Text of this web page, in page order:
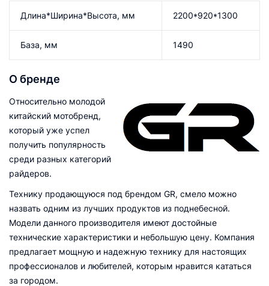
Длина*Ширина*Высота, мм 2200*920*1300
База, мм 1490
О бренде
Относительно молодой
китайский мотобренд,
который уже успел
получить популярность
среди разных категорий
райдеров.
Технику продающуюся под брендом GR, смело можно
назвать одним из лучших продуктов из поднебесной.
Модели данного производителя имеют достойные
технические характеристики и небольшую цену. Компания
предлагает мощную и надежную технику для настоящих
профессионалов и любителей, которым нравится кататься
за городом.